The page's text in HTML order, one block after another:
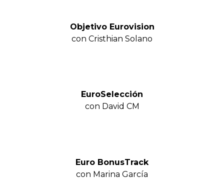
Objetivo Eurovision
con Cristhian Solano
EuroSelección
con David CM
Euro BonusTrack
con Marina García